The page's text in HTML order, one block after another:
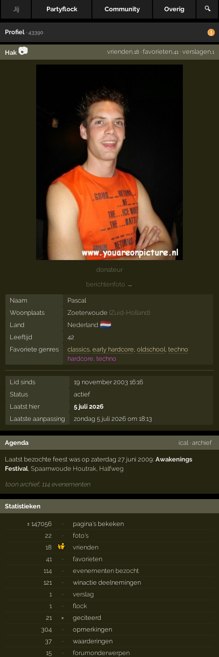
Jij Partyflock Community Overig 🔍
Profiel · 43390
Hak 📷 vrienden,18· favorieten,41· verslagen,1
donateur
berichtenfoto →
Naam
Pascal
Woonplaats
Zoeterwoude (Zuid-Holland)
Land
Nederland 🇳🇱
Leeftijd
42
Favoriete genres
classics, early hardcore oldschool techno
hardcore, techno
Lid sinds
19 november 2003 16:16
Status
actief
Laatst hier
5 juli 2026
Laatste aanpassing
zondag 5 juli 2026 om 18:13
Agenda ical· archief
Laatst bezochte feest was op zaterdag 27 juni 2009:Awakenings
Festival,Spaarnwoude Houtrak, Halfweg
toon archief, 114 evenementen
Statistieken
± 147056 ·
pagina's bekeken
22
·
foto's
18
vrienden
41
·
favorieten
114
·
evenementen bezocht
121
·
winactie deelnemingen
1
·
verslag
1
·
flock
21
×
geciteerd
304
·
opmerkingen
37
·
waarderingen
15
· forumonderwerpen